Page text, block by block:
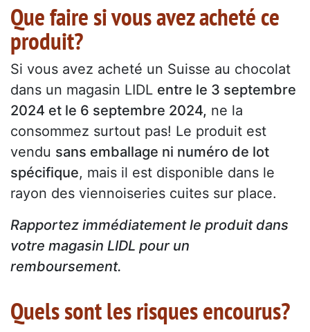
Que faire si vous avez acheté ce
produit?
Si vous avez acheté un Suisse au chocolat
dans un magasin LIDL entre le 3 septembre
2024 et le 6 septembre 2024, ne la
consommez surtout pas! Le produit est
vendu sans emballage ni numéro de lot
spécifique, mais il est disponible dans le
rayon des viennoiseries cuites sur place.
Rapportez immédiatement le produit dans
votre magasin LIDL pour un
remboursement.
Quels sont les risques encourus?